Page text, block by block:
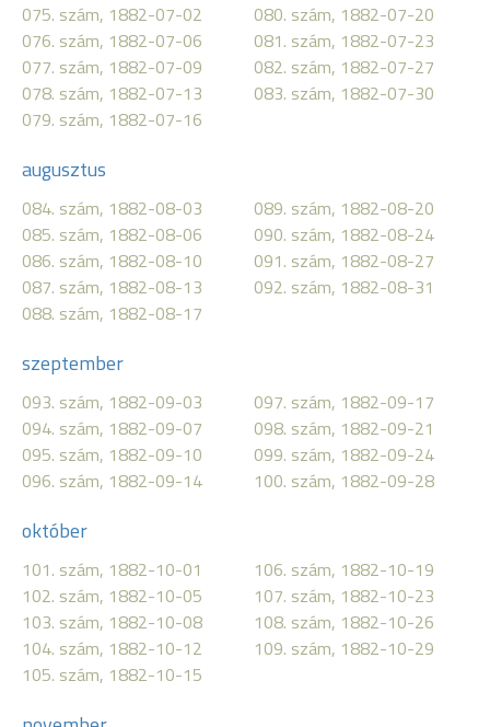
075. szám, 1882-07-02
076. szám, 1882-07-06
077. szám, 1882-07-09
078. szám, 1882-07-13
079. szám, 1882-07-16
080. szám, 1882-07-20
081. szám, 1882-07-23
082. szám, 1882-07-27
083. szám, 1882-07-30
augusztus
084. szám, 1882-08-03
085. szám, 1882-08-06
086. szám, 1882-08-10
087. szám, 1882-08-13
088. szám, 1882-08-17
089. szám, 1882-08-20
090. szám, 1882-08-24
091. szám, 1882-08-27
092. szám, 1882-08-31
szeptember
093. szám, 1882-09-03
094. szám, 1882-09-07
095. szám, 1882-09-10
096. szám, 1882-09-14
097. szám, 1882-09-17
098. szám, 1882-09-21
099. szám, 1882-09-24
100. szám, 1882-09-28
október
101. szám, 1882-10-01
102. szám, 1882-10-05
103. szám, 1882-10-08
104. szám, 1882-10-12
105. szám, 1882-10-15
106. szám, 1882-10-19
107. szám, 1882-10-23
108. szám, 1882-10-26
109. szám, 1882-10-29